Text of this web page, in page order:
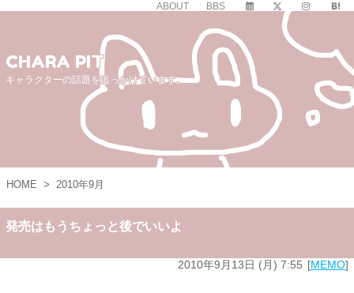
ABOUT BBS
CHARA PIT
キャラクターの話題を追っかけています。
HOME > 2010年9月
発売はもうちょっと後でいいよ
2010年9月13日 (月) 7:55 MEMO